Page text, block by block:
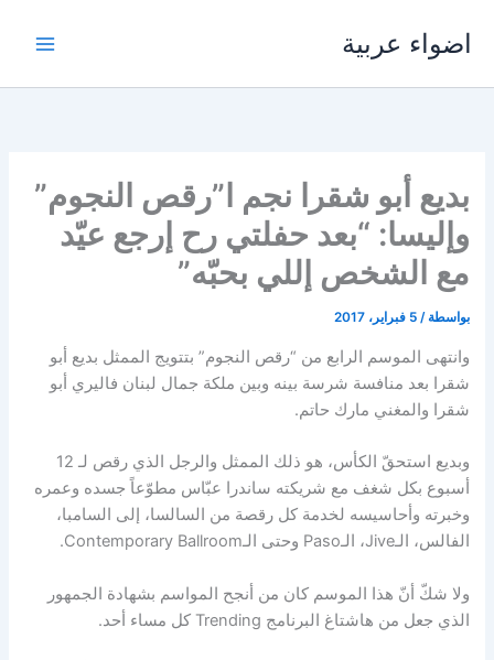
اضواء عربية
بديع أبو شقرا نجم ا”رقص النجوم”
وإليسا: “بعد حفلتي رح إرجع عيّد
مع الشخص إللي بحبّه”
بواسطة /5 فبراير، 2017
وانتهى الموسم الرابع من “رقص النجوم” بتتويج الممثل بديع أبو
شقرا بعد منافسة شرسة بينه وبين ملكة جمال لبنان فاليري أبو
شقرا والمغني مارك حاتم.
وبديع استحقّ الكأس، هو ذلك الممثل والرجل الذي رقص لـ 12
أسبوع بكل شغف مع شريكته ساندرا عبّاس مطوّعاً جسده وعمره
وخبرته وأحاسيسه لخدمة كل رقصة من السالسا، إلى السامبا،
الفالس، الـJive، الـPaso وحتى الـContemporary Ballroom.
ولا شكّ أنّ هذا الموسم كان من أنجح المواسم بشهادة الجمهور
الذي جعل من هاشتاغ البرنامج Trending كل مساء أحد.